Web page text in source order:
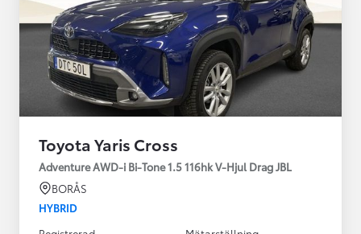
Toyota Yaris Cross
Adventure AWD-i Bi-Tone 1.5 116hk V-Hjul Drag JBL
BORÅS
HYBRID